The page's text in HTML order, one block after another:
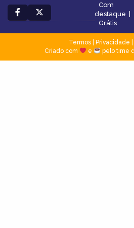
Com
destaque
Grátis
Termos| Privacidade
Criado com
e pelo time